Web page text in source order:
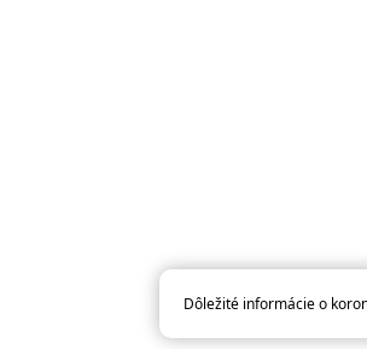
Dôležité informácie o